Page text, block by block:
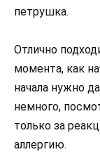
петрушка.
Отлично
момента, как
начала нужно
немного,
только за
аллергию.